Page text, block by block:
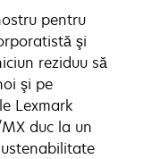
pentru
şi
reziduu să
şi pe
Lexmark
duc la un